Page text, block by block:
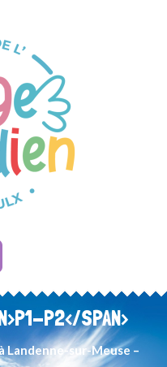
P2</SPAN>
Landenne-sur-Meuse –